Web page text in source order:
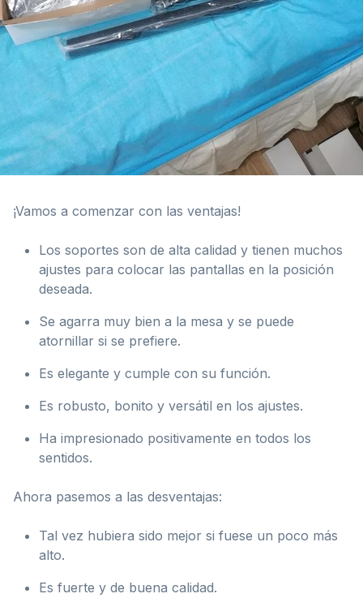
¡Vamos a comenzar con las ventajas!
Los soportes son de alta calidad y tienen muchos
ajustes para colocar las pantallas en la posición
deseada.
Se agarra muy bien a la mesa y se puede
atornillar si se prefiere.
Es elegante y cumple con su función.
Es robusto, bonito y versátil en los ajustes.
Ha impresionado positivamente en todos los
sentidos.
Ahora pasemos a las desventajas:
Tal vez hubiera sido mejor si fuese un poco más
alto.
Es fuerte y de buena calidad.